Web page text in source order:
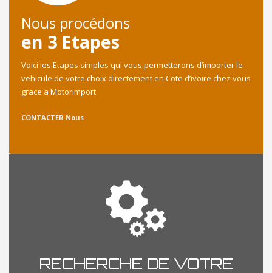
Nous procédons
en 3 Etapes
Voici les Etapes simples qui vous permetterons d’importer le
vehicule de votre choix directement en Cote d’ivoire chez vous
grace a Motorimport
CONTACTER Nous
RECHERCHE DE VOTRE